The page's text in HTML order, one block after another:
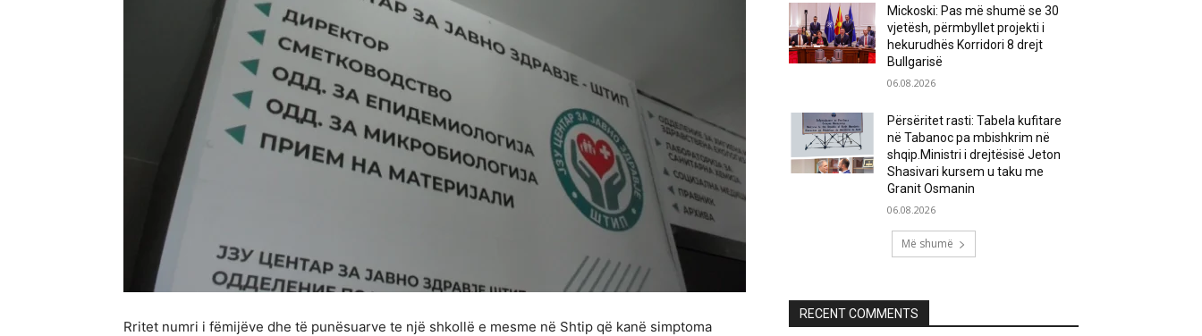
Rritet numri i fëmijëve dhe të punësuarve te një shkollë e mesme në Shtip që kanë simptoma
Mickoski: Pas më shumë se 30
vjetësh, përmbyllet projekti i
hekurudhës Korridori 8 drejt
Bullgarisë
06.08.2026
Përsëritet rasti: Tabela kufitare
në Tabanoc pa mbishkrim në
shqip.Ministri i drejtësisë Jeton
Shasivari kursem u taku me
Granit Osmanin
06.08.2026
Më shumë
RECENT COMMENTS